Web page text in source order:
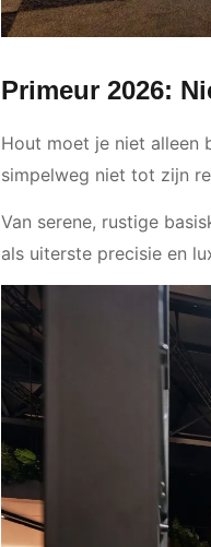
Primeur 2026:
Hout moet je niet alleen
simpelweg niet tot zijn
Van serene, rustige
als uiterste precisie en